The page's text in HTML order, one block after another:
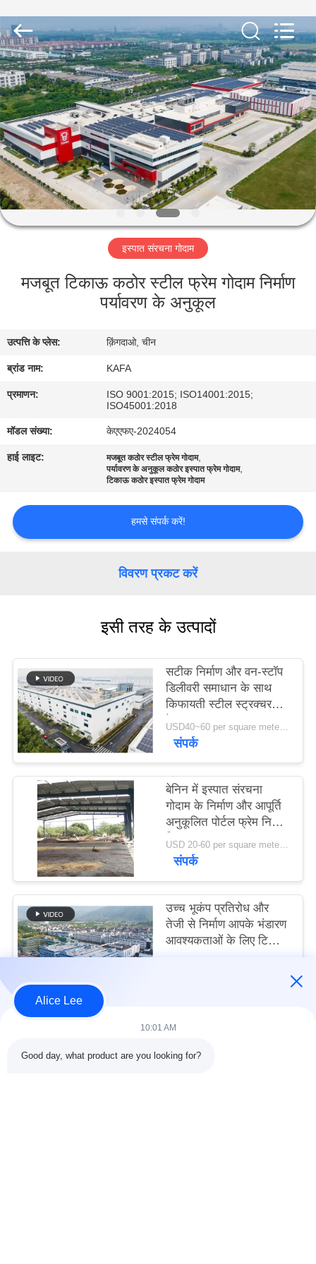
घर
उत्पाद
वीडियो
वीआर
शो
हमारे
कारखाने
का
दौरा
गुणवत्ता
हमसे
मामले
साइटमैप
गोपनीयता
नीति
Co.,
Ltd..
All
Rights
Reserved.
इस्पात संरचना गोदाम
मजबूत टिकाऊ कठोर स्टील फ्रेम गोदाम निर्माण
पर्यावरण के अनुकूल
उत्पत्ति के प्लेस: क़िंगदाओ, चीन
ब्रांड नाम: KAFA
प्रमाणन:
ISO 9001:2015; ISO14001:2015;
ISO45001:2018
मॉडल संख्या: केएएफए-2024054
हाई लाइट: मजबूत कठोर स्टील फ्रेम गोदाम,
पर्यावरण के अनुकूल कठोर इस्पात फ्रेम गोदाम,
टिकाऊ कठोर इस्पात फ्रेम गोदाम
हमसे संपर्क करें!
विवरण प्रकट करें
इसी तरह के उत्पादों
सटीक निर्माण और वन-स्टॉप
डिलीवरी समाधान के साथ
किफायती स्टील स्ट्रक्चर
वेयरहाउस
USD40~60 per square meter MOQ:1000 sqm
संपर्क
बेनिन में इस्पात संरचना
गोदाम के निर्माण और आपूर्ति
अनुकूलित पोर्टल फ्रेम निर्माण
डिजाइन
USD 20-60 per square meter MOQ:1000 वर्ग मीटर
संपर्क
उच्च भूकंप प्रतिरोध और
तेजी से निर्माण आपके भंडारण
आवश्यकताओं के लिए टिकाऊ
Alice Lee
10:01 AM
Good day, what product are you looking for?